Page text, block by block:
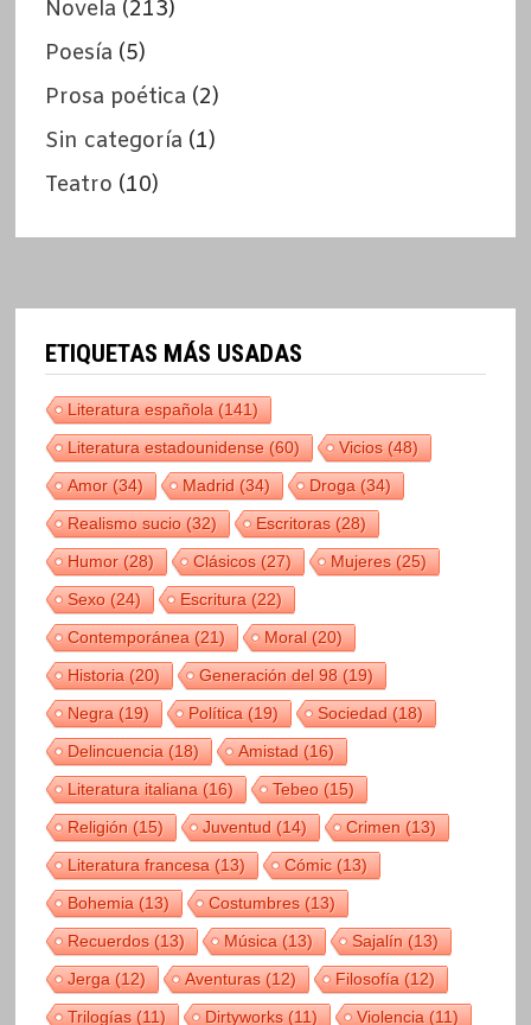
Novela (213)
Poesía (5)
Prosa poética (2)
Sin categoría (1)
Teatro (10)
ETIQUETAS MÁS USADAS
Literatura española(141)
Literatura estadounidense(60) Vicios(48)
Amor(34) Madrid(34) Droga(34)
Realismo sucio(32) Escritoras(28)
Humor(28) Clásicos(27) Mujeres(25)
Sexo(24) Escritura(22)
Contemporánea(21) Moral(20)
Historia(20) Generación del 98(19)
Negra(19) Política(19) Sociedad(18)
Delincuencia(18) Amistad(16)
Literatura italiana(16) Tebeo(15)
Religión(15) Juventud(14) Crimen(13)
Literatura francesa(13) Cómic(13)
Bohemia(13) Costumbres(13)
Recuerdos(13) Música(13) Sajalín(13)
Jerga(12) Aventuras(12) Filosofía(12)
Trilogías(11) Dirtyworks(11) Violencia(11)